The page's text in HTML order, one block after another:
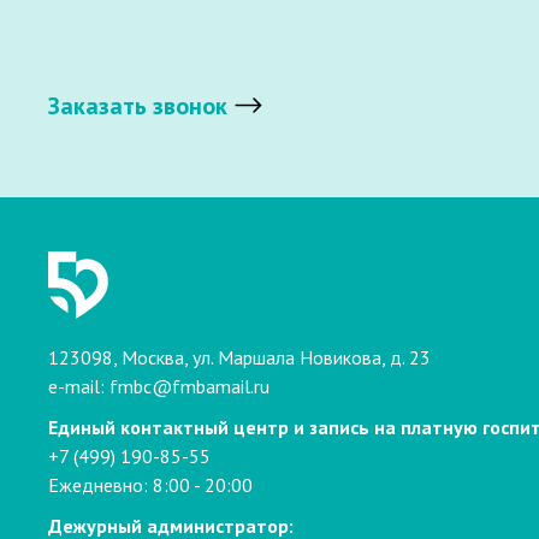
Заказать звонок
123098, Москва, ул. Маршала Новикова, д. 23
e-mail: fmbc@fmbamail.ru
Единый контактный центр и запись на платную
+7 (499) 190-85-55
Ежедневно: 8:00 - 20:00
Дежурный администратор: